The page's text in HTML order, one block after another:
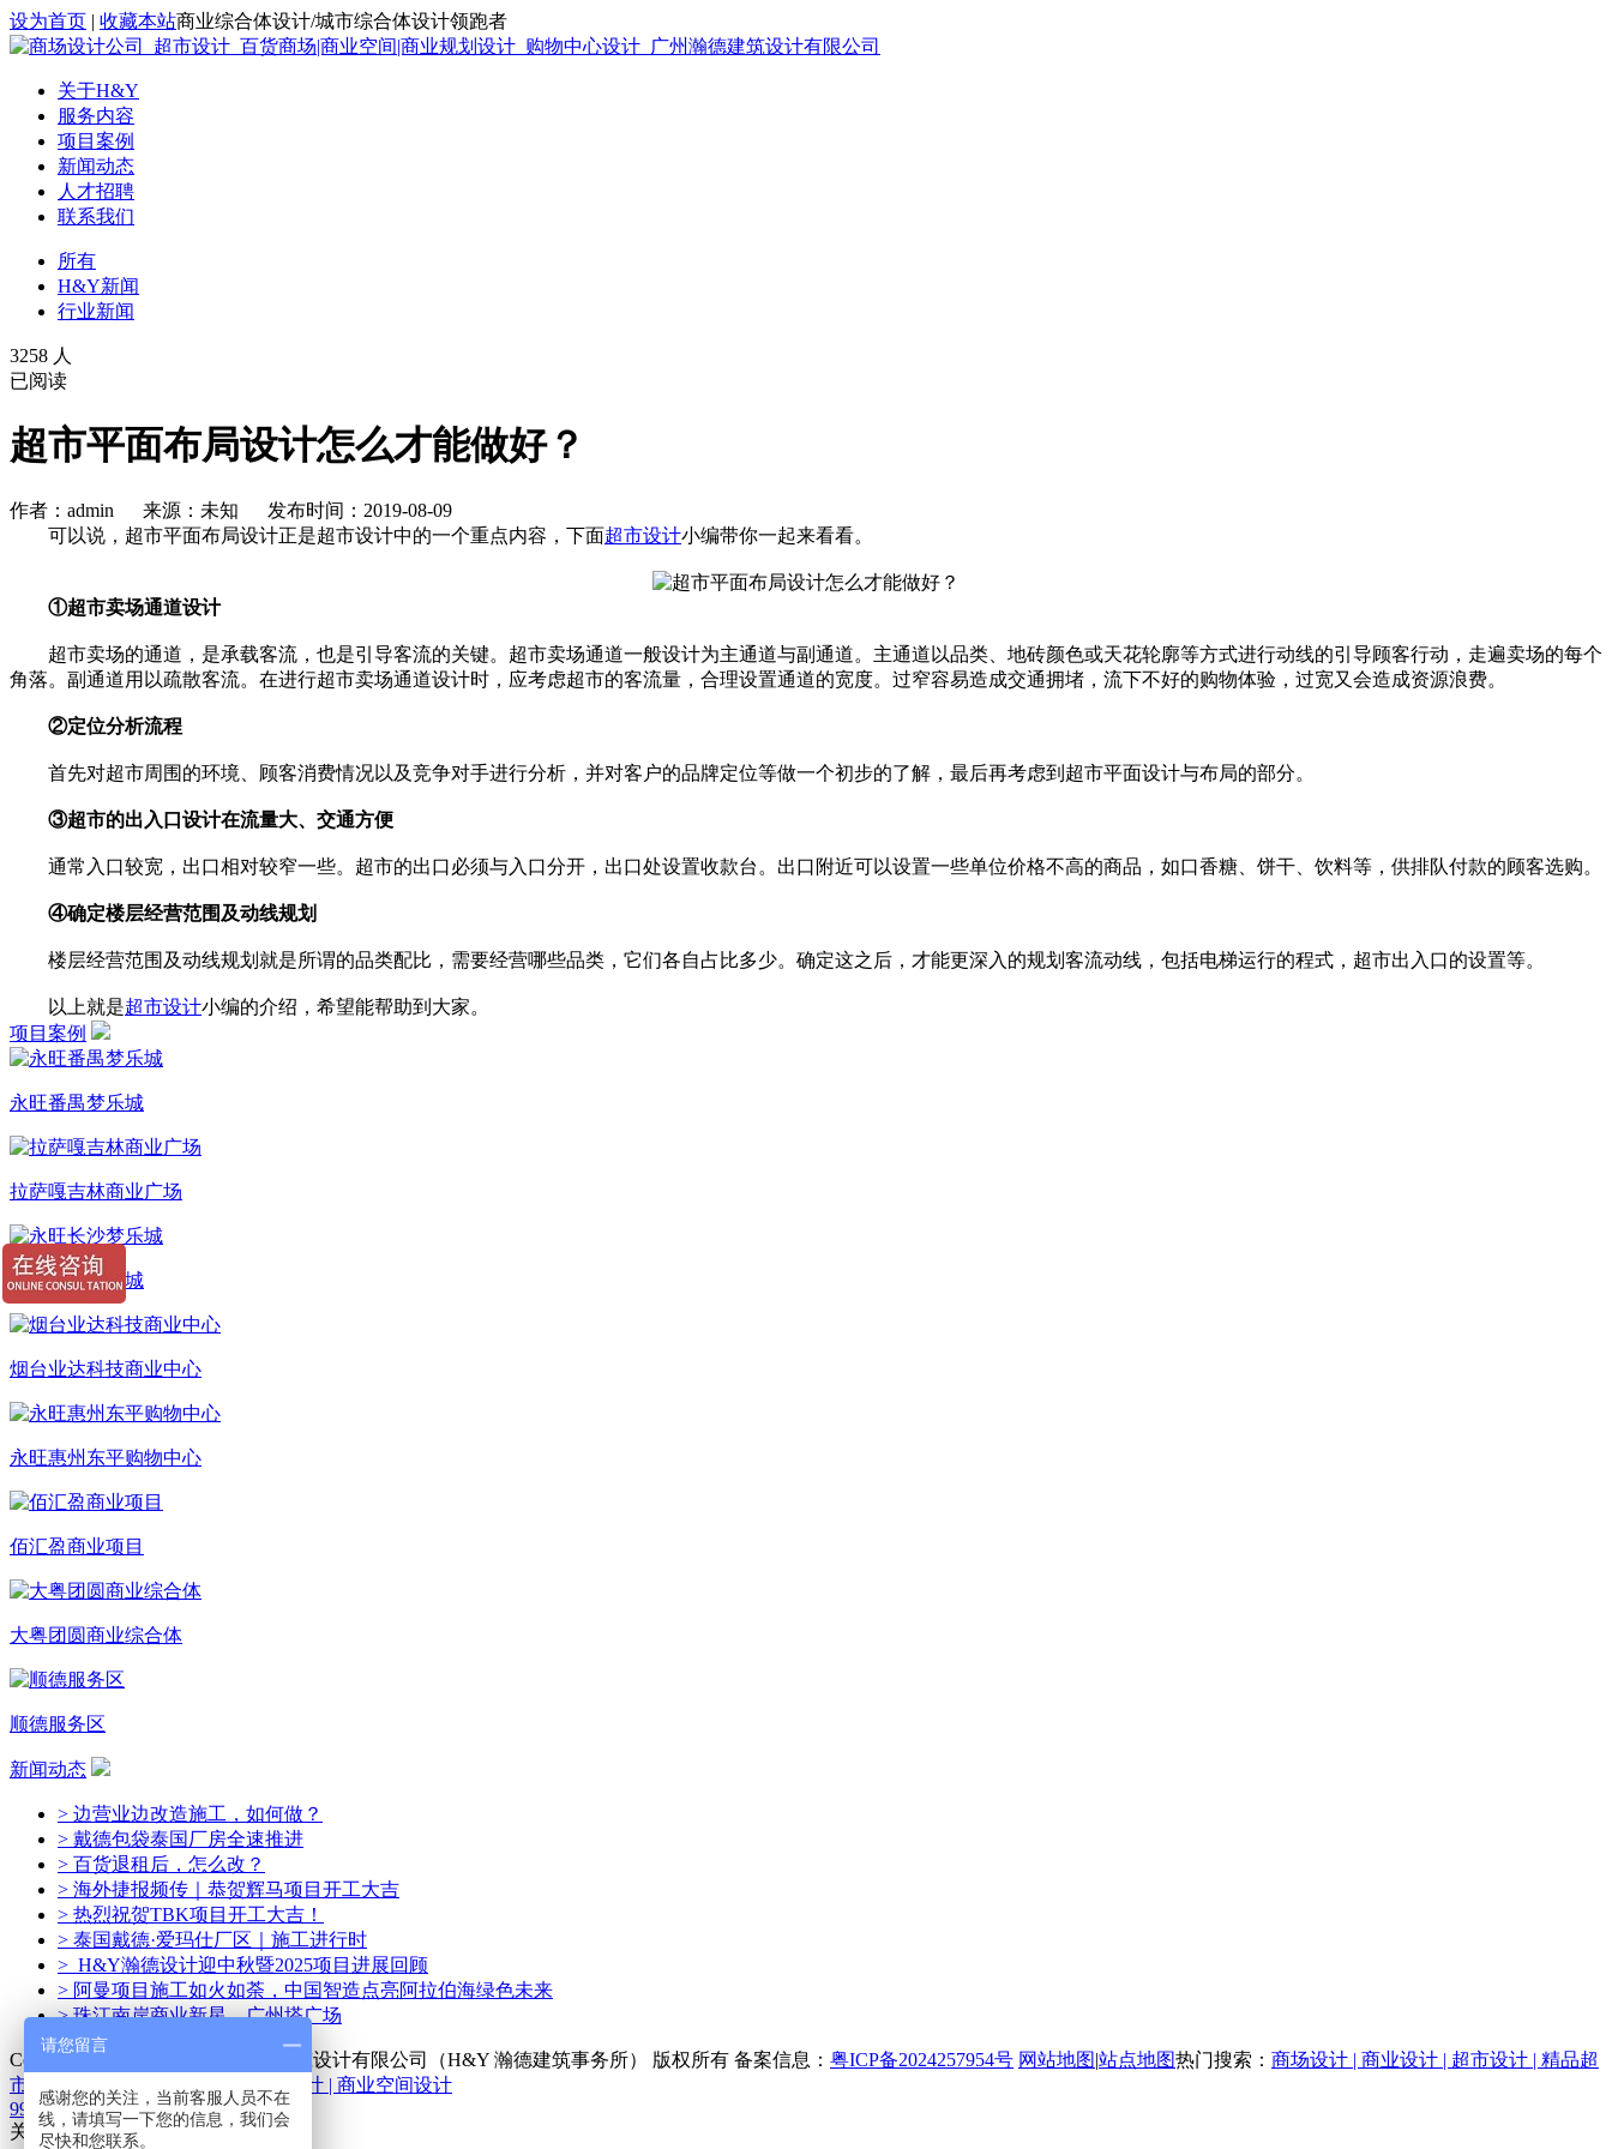
设为首页 | 收藏本站商业综合体设计/城市综合体设计领跑者
关于H&Y
服务内容
项目案例
新闻动态
人才招聘
联系我们
所有
H&Y新闻
行业新闻
3258 人
已阅读
超市平面布局设计怎么才能做好？
作者：admin 来源：未知 发布时间：2019-08-09
可以说，超市平面布局设计正是超市设计中的一个重点内容，下面超市设计小编带你一起来看看。
①超市卖场通道设计
超市卖场的通道，是承载客流，也是引导客流的关键。超市卖场通道一般设计为主通道与副通道。主通道以品类、地砖颜色或天花轮廓等方式进行动线的引导顾客行动，走遍卖场的每个
角落。副通道用以疏散客流。在进行超市卖场通道设计时，应考虑超市的客流量，合理设置通道的宽度。过窄容易造成交通拥堵，流下不好的购物体验，过宽又会造成资源浪费。
②定位分析流程
首先对超市周围的环境、顾客消费情况以及竞争对手进行分析，并对客户的品牌定位等做一个初步的了解，最后再考虑到超市平面设计与布局的部分。
③超市的出入口设计在流量大、交通方便
通常入口较宽，出口相对较窄一些。超市的出口必须与入口分开，出口处设置收款台。出口附近可以设置一些单位价格不高的商品，如口香糖、饼干、饮料等，供排队付款的顾客选购。
④确定楼层经营范围及动线规划
楼层经营范围及动线规划就是所谓的品类配比，需要经营哪些品类，它们各自占比多少。确定这之后，才能更深入的规划客流动线，包括电梯运行的程式，超市出入口的设置等。
以上就是超市设计小编的介绍，希望能帮助到大家。
项目案例
永旺番禺梦乐城
拉萨嘎吉林商业广场
永旺长沙梦乐城
烟台业达科技商业中心
永旺惠州东平购物中心
佰汇盈商业项目
大粤团圆商业综合体
顺德服务区
新闻动态
> 边营业边改造施工，如何做？
> 戴德包袋泰国厂房全速推进
> 百货退租后，怎么改？
> 海外捷报频传｜恭贺辉马项目开工大吉
> 热烈祝贺TBK项目开工大吉！
> 泰国戴德·爱玛仕厂区｜施工进行时
> H&Y瀚德设计迎中秋暨2025项目进展回顾
> 阿曼项目施工如火如荼，中国智造点亮阿拉伯海绿色未来
> 珠江南岸商业新星—广州塔广场
Copyright © 2014-2024 广州瀚德建筑设计有限公司（H&Y 瀚德建筑事务所） 版权所有 备案信息： 粤ICP备2024257954号 网站地图|站点地图热门搜索： 商场设计 | 商业设计 | 超市设计 | 精品超
市设计 | 百货商场设计 | 购物中心设计 | 商业空间设计
992285491 / 82599106@163.com
关闭
请您留言
感谢您的关注，当前客服人员不在
线，请填写一下您的信息，我们会
尽快和您联系。